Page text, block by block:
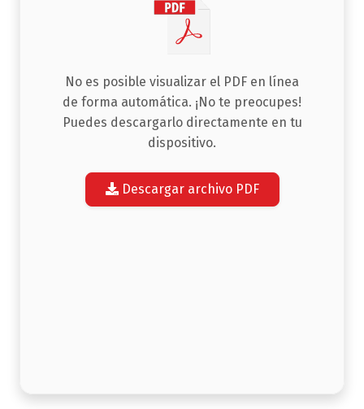
No es posible visualizar el PDF en línea
de forma automática. ¡No te preocupes!
Puedes descargarlo directamente en tu
dispositivo.
Descargar archivo PDF